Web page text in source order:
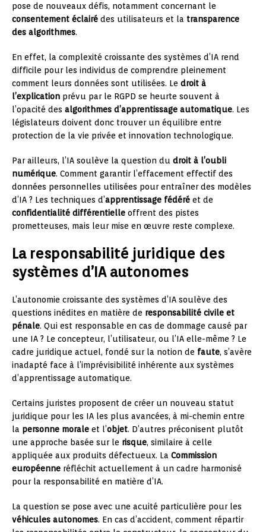
pose de nouveaux défis, notamment concernant le
consentement éclairé des utilisateurs et la transparence
des algorithmes.
En effet, la complexité croissante des systèmes d’IA rend
difficile pour les individus de comprendre pleinement
comment leurs données sont utilisées. Le droit à
l’explication prévu par le RGPD se heurte souvent à
l’opacité des algorithmes d’apprentissage automatique. Les
législateurs doivent donc trouver un équilibre entre
protection de la vie privée et innovation technologique.
Par ailleurs, l’IA soulève la question du droit à l’oubli
numérique. Comment garantir l’effacement effectif des
données personnelles utilisées pour entraîner des modèles
d’IA ? Les techniques d’apprentissage fédéré et de
confidentialité différentielle offrent des pistes
prometteuses, mais leur mise en œuvre reste complexe.
La responsabilité juridique des
systèmes d’IA autonomes
L’autonomie croissante des systèmes d’IA soulève des
questions inédites en matière de responsabilité civile et
pénale. Qui est responsable en cas de dommage causé par
une IA ? Le concepteur, l’utilisateur, ou l’IA elle-même ? Le
cadre juridique actuel, fondé sur la notion de faute, s’avère
inadapté face à l’imprévisibilité inhérente aux systèmes
d’apprentissage automatique.
Certains juristes proposent de créer un nouveau statut
juridique pour les IA les plus avancées, à mi-chemin entre
la personne morale et l’objet. D’autres préconisent plutôt
une approche basée sur le risque, similaire à celle
appliquée aux produits défectueux. La Commission
européenne réfléchit actuellement à un cadre harmonisé
pour la responsabilité en matière d’IA.
La question se pose avec une acuité particulière pour les
véhicules autonomes. En cas d’accident, comment répartir